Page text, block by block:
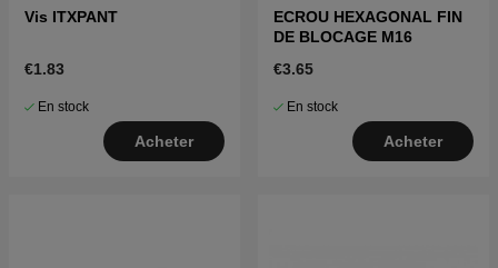
Vis ITXPANT
€1.83
En stock
Acheter
ECROU HEXAGONAL FIN
DE BLOCAGE M16
€3.65
En stock
Acheter